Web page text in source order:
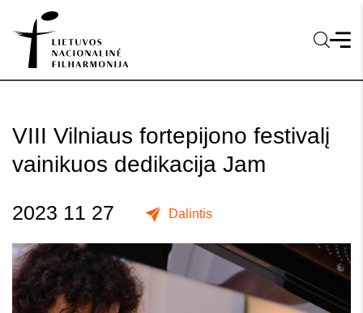
VIII Vilniaus fortepijono festivalį
vainikuos dedikacija Jam
2023 11 27 Dalintis